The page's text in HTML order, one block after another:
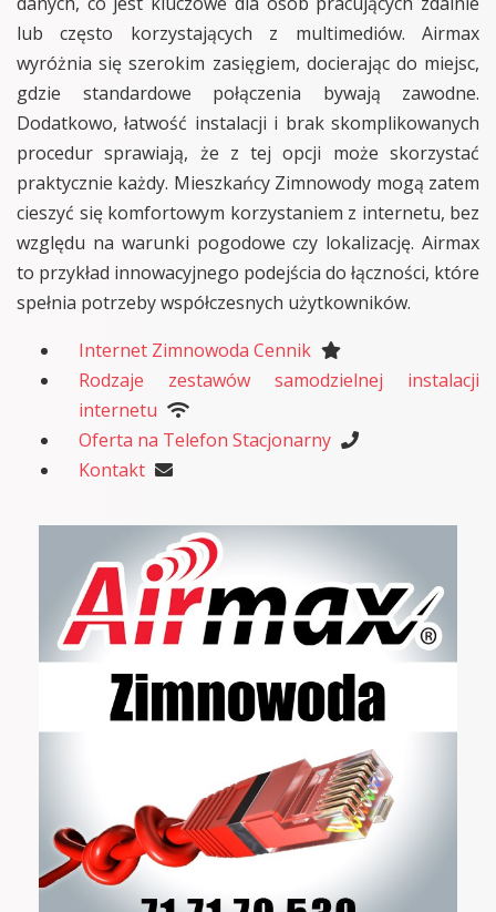
lub często korzystających z multimediów. Airmax
wyróżnia się szerokim zasięgiem, docierając do miejsc,
gdzie standardowe połączenia bywają zawodne.
Dodatkowo, łatwość instalacji i brak skomplikowanych
procedur sprawiają, że z tej opcji może skorzystać
praktycznie każdy. Mieszkańcy Zimnowody mogą zatem
cieszyć się komfortowym korzystaniem z internetu, bez
względu na warunki pogodowe czy lokalizację. Airmax
to przykład innowacyjnego podejścia do łączności, które
spełnia potrzeby współczesnych użytkowników.
Internet Zimnowoda Cennik
Rodzaje zestawów samodzielnej instalacji
internetu
Oferta na Telefon Stacjonarny
Kontakt